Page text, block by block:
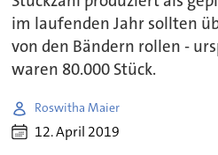
im laufenden Jahr sollten
von den Bändern rollen -
waren 80.000 Stück.
Roswitha Maier
12. April 2019